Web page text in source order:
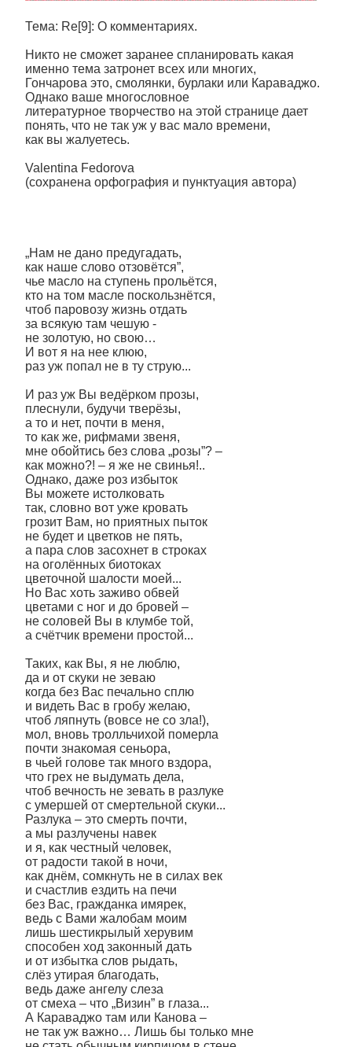
Тема: Re[9]: О комментариях.
Никто не сможет заранее спланировать какая
именно тема затронет всех или многих,
Гончарова это, смолянки, бурлаки или Караваджо.
Однако ваше многословное
литературное творчество на этой странице дает
понять, что не так уж у вас мало времени,
как вы жалуетесь.
Valentina Fedorova
(сохранена орфография и пунктуация автора)
„Нам не дано предугадать,
как наше слово отзовётся”,
чье масло на ступень прольётся,
кто на том масле поскользнётся,
чтоб паровозу жизнь отдать
за всякую там чешую -
не золотую, но свою…
И вот я на нее клюю,
раз уж попал не в ту струю...
И раз уж Вы ведёрком прозы,
плеснули, будучи тверёзы,
а то и нет, почти в меня,
то как же, рифмами звеня,
мне обойтись без слова „розы”? –
как можно?! – я же не свинья!..
Однако, даже роз избыток
Вы можете истолковать
так, словно вот уже кровать
грозит Вам, но приятных пыток
не будет и цветков не пять,
а пара слов засохнет в строках
на оголённых биотоках
цветочной шалости моей...
Но Вас хоть заживо обвей
цветами с ног и до бровей –
не соловей Вы в клумбе той,
а счётчик времени простой...
Таких, как Вы, я не люблю,
да и от скуки не зеваю
когда без Вас печально сплю
и видеть Вас в гробу желаю,
чтоб ляпнуть (вовсе не со зла!),
мол, вновь тролльчихой померла
почти знакомая сеньора,
в чьей голове так много вздора,
что грех не выдумать дела,
чтоб вечность не зевать в разлуке
с умершей от смертельной скуки...
Разлука – это смерть почти,
а мы разлучены навек
и я, как честный человек,
от радости такой в ночи,
как днём, сомкнуть не в силах век
и счастлив ездить на печи
без Вас, гражданка имярек,
ведь с Вами жалобам моим
лишь шестикрылый херувим
способен ход законный дать
и от избытка слов рыдать,
слёз утирая благодать,
ведь даже ангелу слеза
от смеха – что „Визин” в глаза...
А Караваджо там или Канова –
не так уж важно… Лишь бы только мне